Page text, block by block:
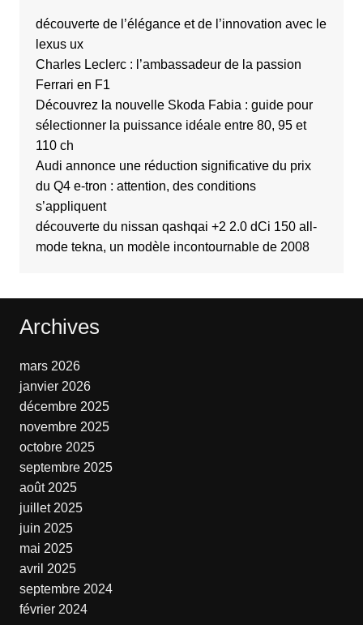
découverte de l’élégance et de l’innovation avec le
lexus ux
Charles Leclerc : l’ambassadeur de la passion
Ferrari en F1
Découvrez la nouvelle Skoda Fabia : guide pour
sélectionner la puissance idéale entre 80, 95 et
110 ch
Audi annonce une réduction significative du prix
du Q4 e-tron : attention, des conditions
s’appliquent
découverte du nissan qashqai +2 2.0 dCi 150 all-
mode tekna, un modèle incontournable de 2008
Archives
mars 2026
janvier 2026
décembre 2025
novembre 2025
octobre 2025
septembre 2025
août 2025
juillet 2025
juin 2025
mai 2025
avril 2025
septembre 2024
février 2024